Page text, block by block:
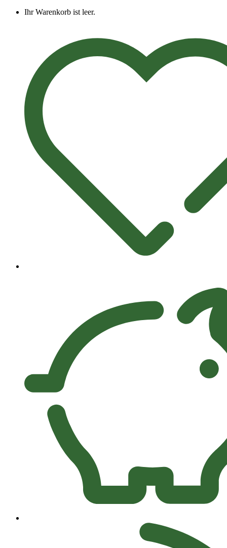
Ihr Warenkorb ist leer.